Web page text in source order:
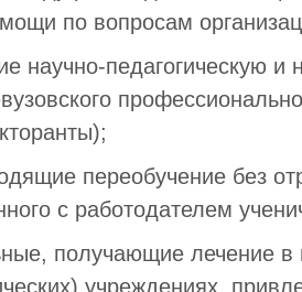
по вопросам
научно-педагогическую и
переобучение без
с работодателем
получающие лечение в
учреждениях,